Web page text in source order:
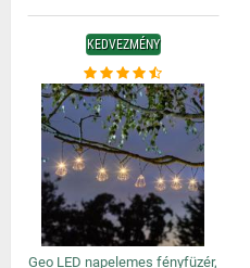
KEDVEZMÉNY
Geo LED napelemes fényfüzér,